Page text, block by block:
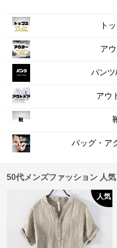
ト
ア
パンツ
アウ
バッグ・ア
50代メンズファッション 人
人気